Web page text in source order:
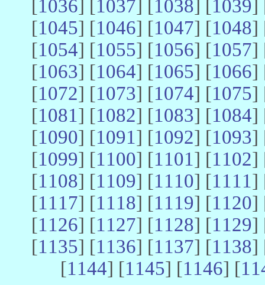
[1036] [1037] [1038] [1039]
[1045] [1046] [1047] [1048]
[1054] [1055] [1056] [1057]
[1063] [1064] [1065] [1066]
[1072] [1073] [1074] [1075]
[1081] [1082] [1083] [1084]
[1090] [1091] [1092] [1093]
[1099] [1100] [1101] [1102]
[1108] [1109] [1110] [1111]
[1117] [1118] [1119] [1120]
[1126] [1127] [1128] [1129]
[1135] [1136] [1137] [1138]
[1144] [1145] [1146] [